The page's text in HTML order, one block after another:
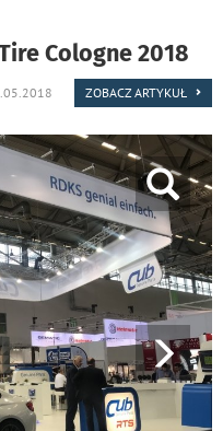
Cologne 2018
ZOBACZ ARTYKUŁ